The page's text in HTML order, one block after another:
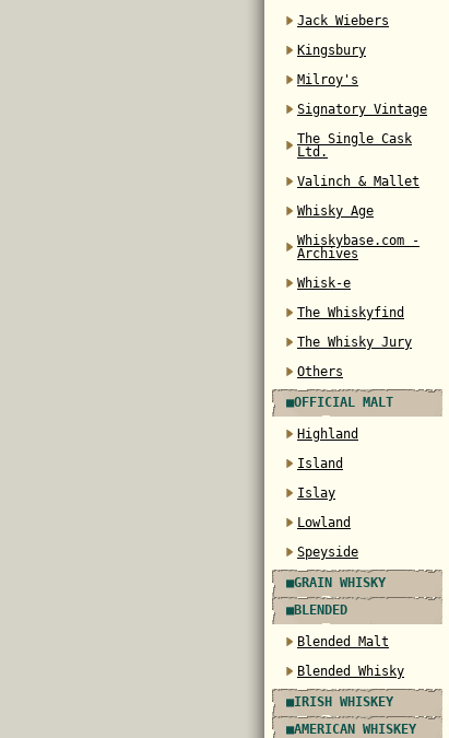
Jack Wiebers
Kingsbury
Milroy's
Signatory Vintage
The Single Cask
Ltd.
Valinch & Mallet
Whisky Age
Whiskybase.com -
Archives
Whisk-e
The Whiskyfind
The Whisky Jury
Others
■OFFICIAL MALT
Highland
Island
Islay
Lowland
Speyside
■GRAIN WHISKY
■BLENDED
Blended Malt
Blended Whisky
■IRISH WHISKEY
■AMERICAN WHISKEY